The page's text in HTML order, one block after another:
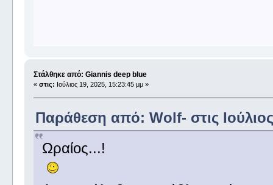
Στάλθηκε από: Giannis deep blue
« στις: Ιούλιος 19, 2025, 15:23:45 μμ »
Παράθεση από: Wolf- στις
Ωραίος...!